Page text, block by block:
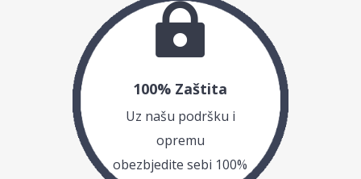

100% Zaštita
Uz našu podršku i
opremu
obezbjedite sebi 100%